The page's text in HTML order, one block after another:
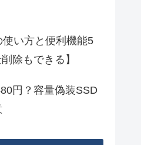
い方と便利機能5
除もできる】
円？容量偽装SSD